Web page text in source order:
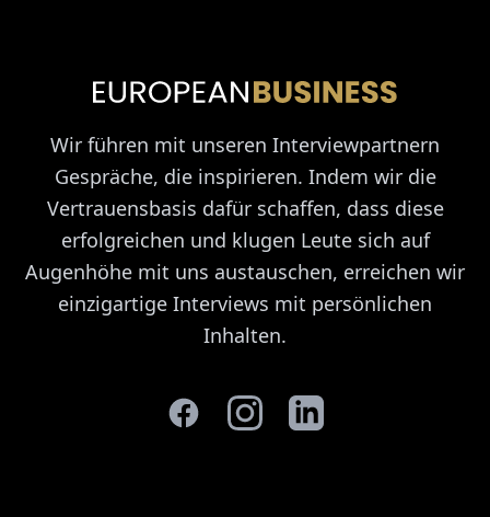
Wir führen mit unseren Interviewpartnern
Gespräche, die inspirieren. Indem wir die
Vertrauensbasis dafür schaffen, dass diese
erfolgreichen und klugen Leute sich auf
Augenhöhe mit uns austauschen, erreichen wir
einzigartige Interviews mit persönlichen
Inhalten.